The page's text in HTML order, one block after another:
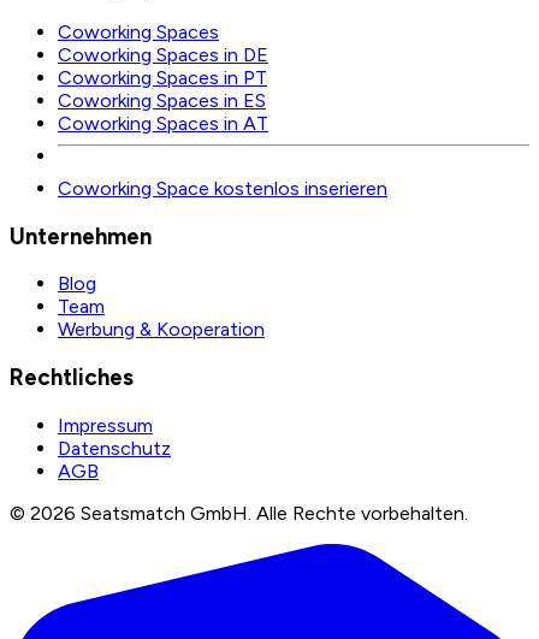
Coworking Spaces
Coworking Spaces in DE
Coworking Spaces in PT
Coworking Spaces in ES
Coworking Spaces in AT
Coworking Space kostenlos inserieren
Unternehmen
Blog
Team
Werbung & Kooperation
Rechtliches
Impressum
Datenschutz
AGB
© 2026 Seatsmatch GmbH. Alle Rechte vorbehalten.